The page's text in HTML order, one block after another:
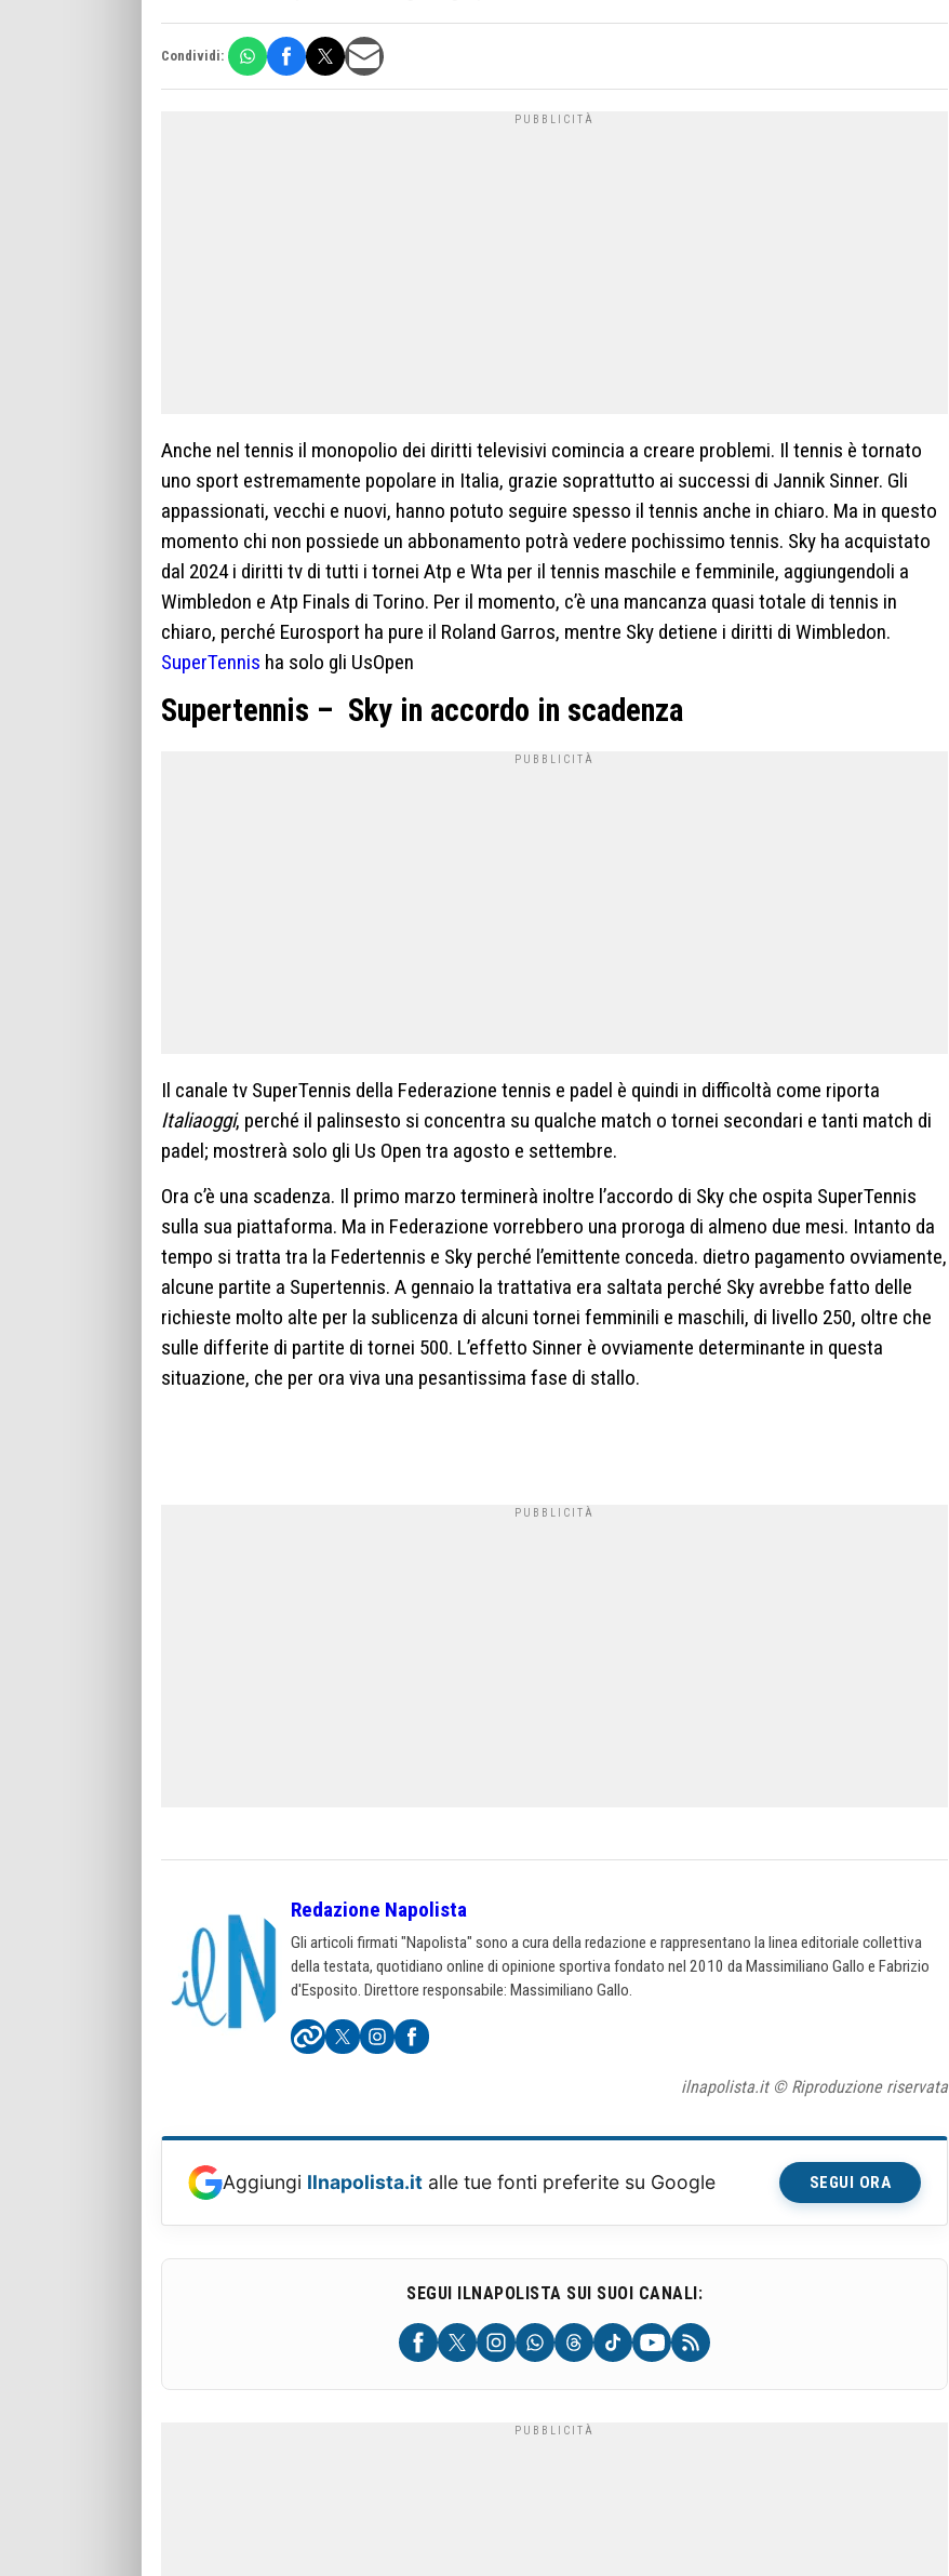
Condividi:
Anche nel tennis il monopolio dei diritti televisivi comincia a creare problemi. Il tennis è tornato
uno sport estremamente popolare in Italia, grazie soprattutto ai successi di Jannik Sinner. Gli
appassionati, vecchi e nuovi, hanno potuto seguire spesso il tennis anche in chiaro. Ma in questo
momento chi non possiede un abbonamento potrà vedere pochissimo tennis. Sky ha acquistato
dal 2024 i diritti tv di tutti i tornei Atp e Wta per il tennis maschile e femminile, aggiungendoli a
Wimbledon e Atp Finals di Torino. Per il momento, c’è una mancanza quasi totale di tennis in
chiaro, perché Eurosport ha pure il Roland Garros, mentre Sky detiene i diritti di Wimbledon.
SuperTennis ha solo gli UsOpen
Supertennis – Sky in accordo in scadenza
Il canale tv SuperTennis della Federazione tennis e padel è quindi in difficoltà come riporta
Italiaoggi, perché il palinsesto si concentra su qualche match o tornei secondari e tanti match di
padel; mostrerà solo gli Us Open tra agosto e settembre.
Ora c’è una scadenza. Il primo marzo terminerà inoltre l’accordo di Sky che ospita SuperTennis
sulla sua piattaforma. Ma in Federazione vorrebbero una proroga di almeno due mesi. Intanto da
tempo si tratta tra la Federtennis e Sky perché l’emittente conceda. dietro pagamento ovviamente,
alcune partite a Supertennis. A gennaio la trattativa era saltata perché Sky avrebbe fatto delle
richieste molto alte per la sublicenza di alcuni tornei femminili e maschili, di livello 250, oltre che
sulle differite di partite di tornei 500. L’effetto Sinner è ovviamente determinante in questa
situazione, che per ora viva una pesantissima fase di stallo.
Redazione Napolista
Gli articoli firmati "Napolista" sono a cura della redazione e rappresentano la linea editoriale collettiva
della testata, quotidiano online di opinione sportiva fondato nel 2010 da Massimiliano Gallo e Fabrizio
d'Esposito. Direttore responsabile: Massimiliano Gallo.
ilnapolista.it © Riproduzione riservata
Aggiungi Ilnapolista.it alle tue fonti preferite su Google SEGUI ORA
SEGUI ILNAPOLISTA SUI SUOI CANALI: